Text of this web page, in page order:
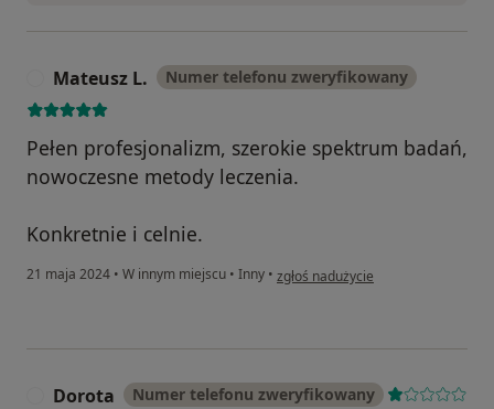
Mateusz L. Numer telefonu zweryfikowany
Pełen profesjonalizm, szerokie spektrum badań,
nowoczesne metody leczenia.
Konkretnie i celnie.
21 maja 2024 • W innym miejscu • Inny • w opinii użytkownika Mateusz L.
zgłoś nadużycie
Dorota Numer telefonu zweryfikowany